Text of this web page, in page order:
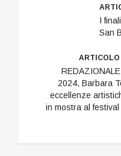
I
San
ARTICOLO
2024, Barbara
eccellenze
in mostra al